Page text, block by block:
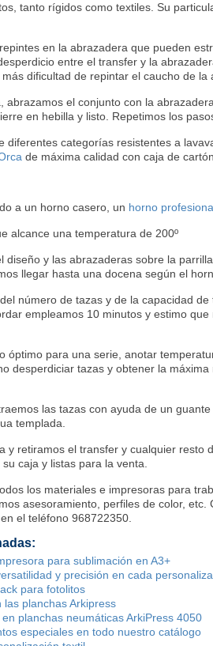
tanto rígidos como textiles. Su
en la abrazadera que pueden
entre el transfer y la
dificultad de repintar el caucho de la
abrazamos el conjunto con la
en hebilla y listo. Repetimos los
diferentes categorías resistentes a
de máxima calidad con caja de
a un horno casero, un horno
alcance una temperatura de 200º
diseño y las abrazaderas sobre la
llegar hasta una docena según el
número de tazas y de la capacidad
empleamos 10 minutos y estimo que
óptimo para una serie, anotar
desperdiciar tazas y obtener la máxima
las tazas con ayuda de un
templada.
y retiramos el transfer y cualquier resto
caja y listas para la venta.
los materiales e impresoras para
asesoramiento, perfiles de color, etc.
el teléfono 968722350.
para sublimación en A3+
y precisión en cada
para fotolitos
planchas Arkipress
planchas neumáticas ArkiPress 4050
especiales en todo nuestro catálogo